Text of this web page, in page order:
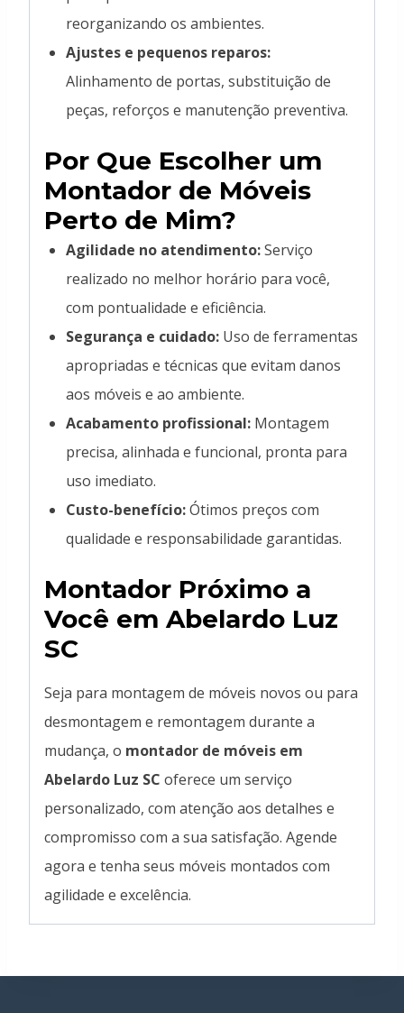
reorganizando os ambientes.
Ajustes e pequenos reparos:
Alinhamento de portas, substituição de
peças, reforços e manutenção preventiva.
Por Que Escolher um
Montador de Móveis
Perto de Mim?
Agilidade no atendimento:Serviço
realizado no melhor horário para você,
com pontualidade e eficiência.
Segurança e cuidado: Uso de ferramentas
apropriadas e técnicas que evitam danos
aos móveis e ao ambiente.
Acabamento profissional: Montagem
precisa, alinhada e funcional, pronta para
uso imediato.
Custo-benefício:Ótimos preços com
qualidade e responsabilidade garantidas.
Montador Próximo a
Você em Abelardo Luz
SC
Seja para montagem de móveis novos ou para
desmontagem e remontagem durante a
mudança, o montador de móveis em
Abelardo Luz SC oferece um serviço
personalizado, com atenção aos detalhes e
compromisso com a sua satisfação. Agende
agora e tenha seus móveis montados com
agilidade e excelência.